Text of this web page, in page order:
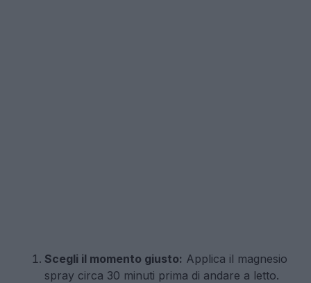
Scegli il momento giusto: Applica il magnesio
spray circa 30 minuti prima di andare a letto.